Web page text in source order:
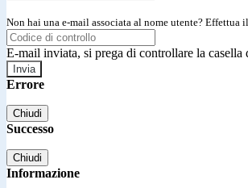
Non hai una e-mail associata al nome utente? Effettua
E-mail inviata, si prega di controllare la casella
Errore
Chiudi
Successo
Chiudi
Informazione